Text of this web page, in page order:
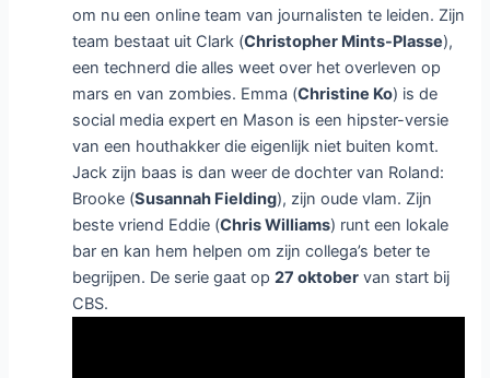
om nu een online team van journalisten te leiden. Zijn
team bestaat uit Clark (Christopher Mints-Plasse),
een technerd die alles weet over het overleven op
mars en van zombies. Emma (Christine Ko) is de
social media expert en Mason is een hipster-versie
van een houthakker die eigenlijk niet buiten komt.
Jack zijn baas is dan weer de dochter van Roland:
Brooke (Susannah Fielding), zijn oude vlam. Zijn
beste vriend Eddie (Chris Williams) runt een lokale
bar en kan hem helpen om zijn collega’s beter te
begrijpen. De serie gaat op27 oktober van start bij
CBS.